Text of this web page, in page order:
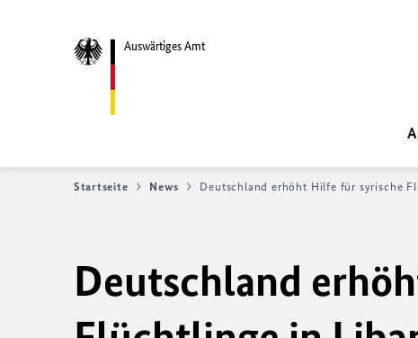
Auswärtiges Amt
Startseite News Deutschland erhöht Hilfe für syrische
Deutschland